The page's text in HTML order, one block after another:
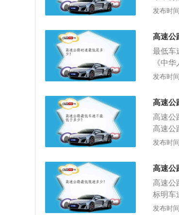
交通安
畅通。
行其道
的，左
车道的
驶车
发布时
高速公
最低车
《中
道的行
他机动
车道
道的最
速标志
车速行
发布时
高速公
高速公
高速公
得低于
0km/h
的行
路上一
罚：根
内，不
发布时
高速公
高速公
标明车
小时60
发布时